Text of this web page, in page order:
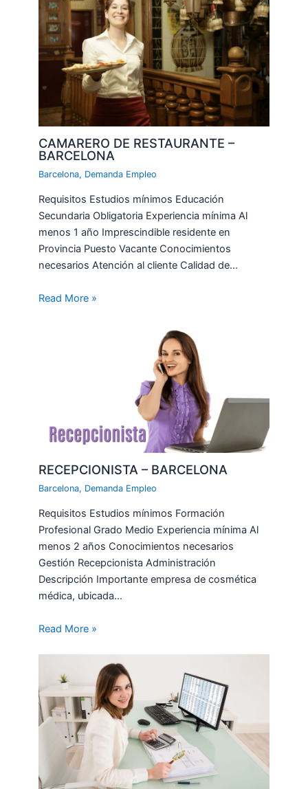
CAMARERO DE RESTAURANTE –
BARCELONA
Barcelona, Demanda Empleo
Requisitos Estudios mínimos Educación
Secundaria Obligatoria Experiencia mínima Al
menos 1 año Imprescindible residente en
Provincia Puesto Vacante Conocimientos
necesarios Atención al cliente Calidad de…
Read More »
RECEPCIONISTA – BARCELONA
Barcelona, Demanda Empleo
Requisitos Estudios mínimos Formación
Profesional Grado Medio Experiencia mínima Al
menos 2 años Conocimientos necesarios
Gestión Recepcionista Administración
Descripción Importante empresa de cosmética
médica, ubicada…
Read More »